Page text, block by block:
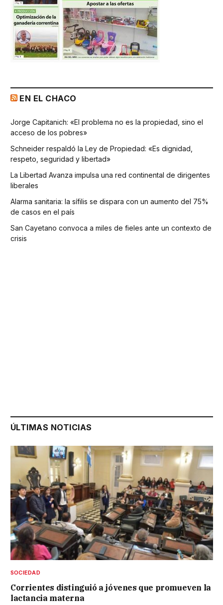
EN EL CHACO
Jorge Capitanich: «El problema no es la propiedad, sino el
acceso de los pobres»
Schneider respaldó la Ley de Propiedad: «Es dignidad,
respeto, seguridad y libertad»
La Libertad Avanza impulsa una red continental de dirigentes
liberales
Alarma sanitaria: la sífilis se dispara con un aumento del 75%
de casos en el país
San Cayetano convoca a miles de fieles ante un contexto de
crisis
ÚLTIMAS NOTICIAS
SOCIEDAD
Corrientes distinguió a jóvenes que promueven la
lactancia materna